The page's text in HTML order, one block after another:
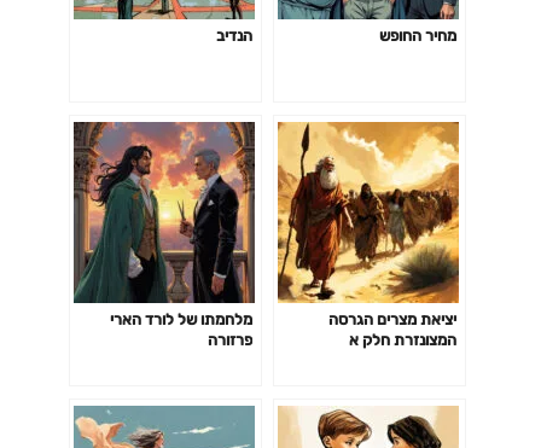
מחיר החופש הנדיב
יציאת מצרים הגרסה
המצונזרת חלק א
מלחמתו של לורד הארי
פרזורה